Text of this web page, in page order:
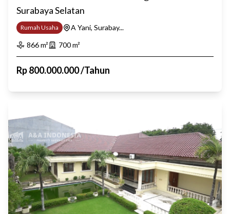
Surabaya Selatan
Rumah Usaha
A Yani, Surabay...
866m² 700m²
Rp800.000.000/Tahun